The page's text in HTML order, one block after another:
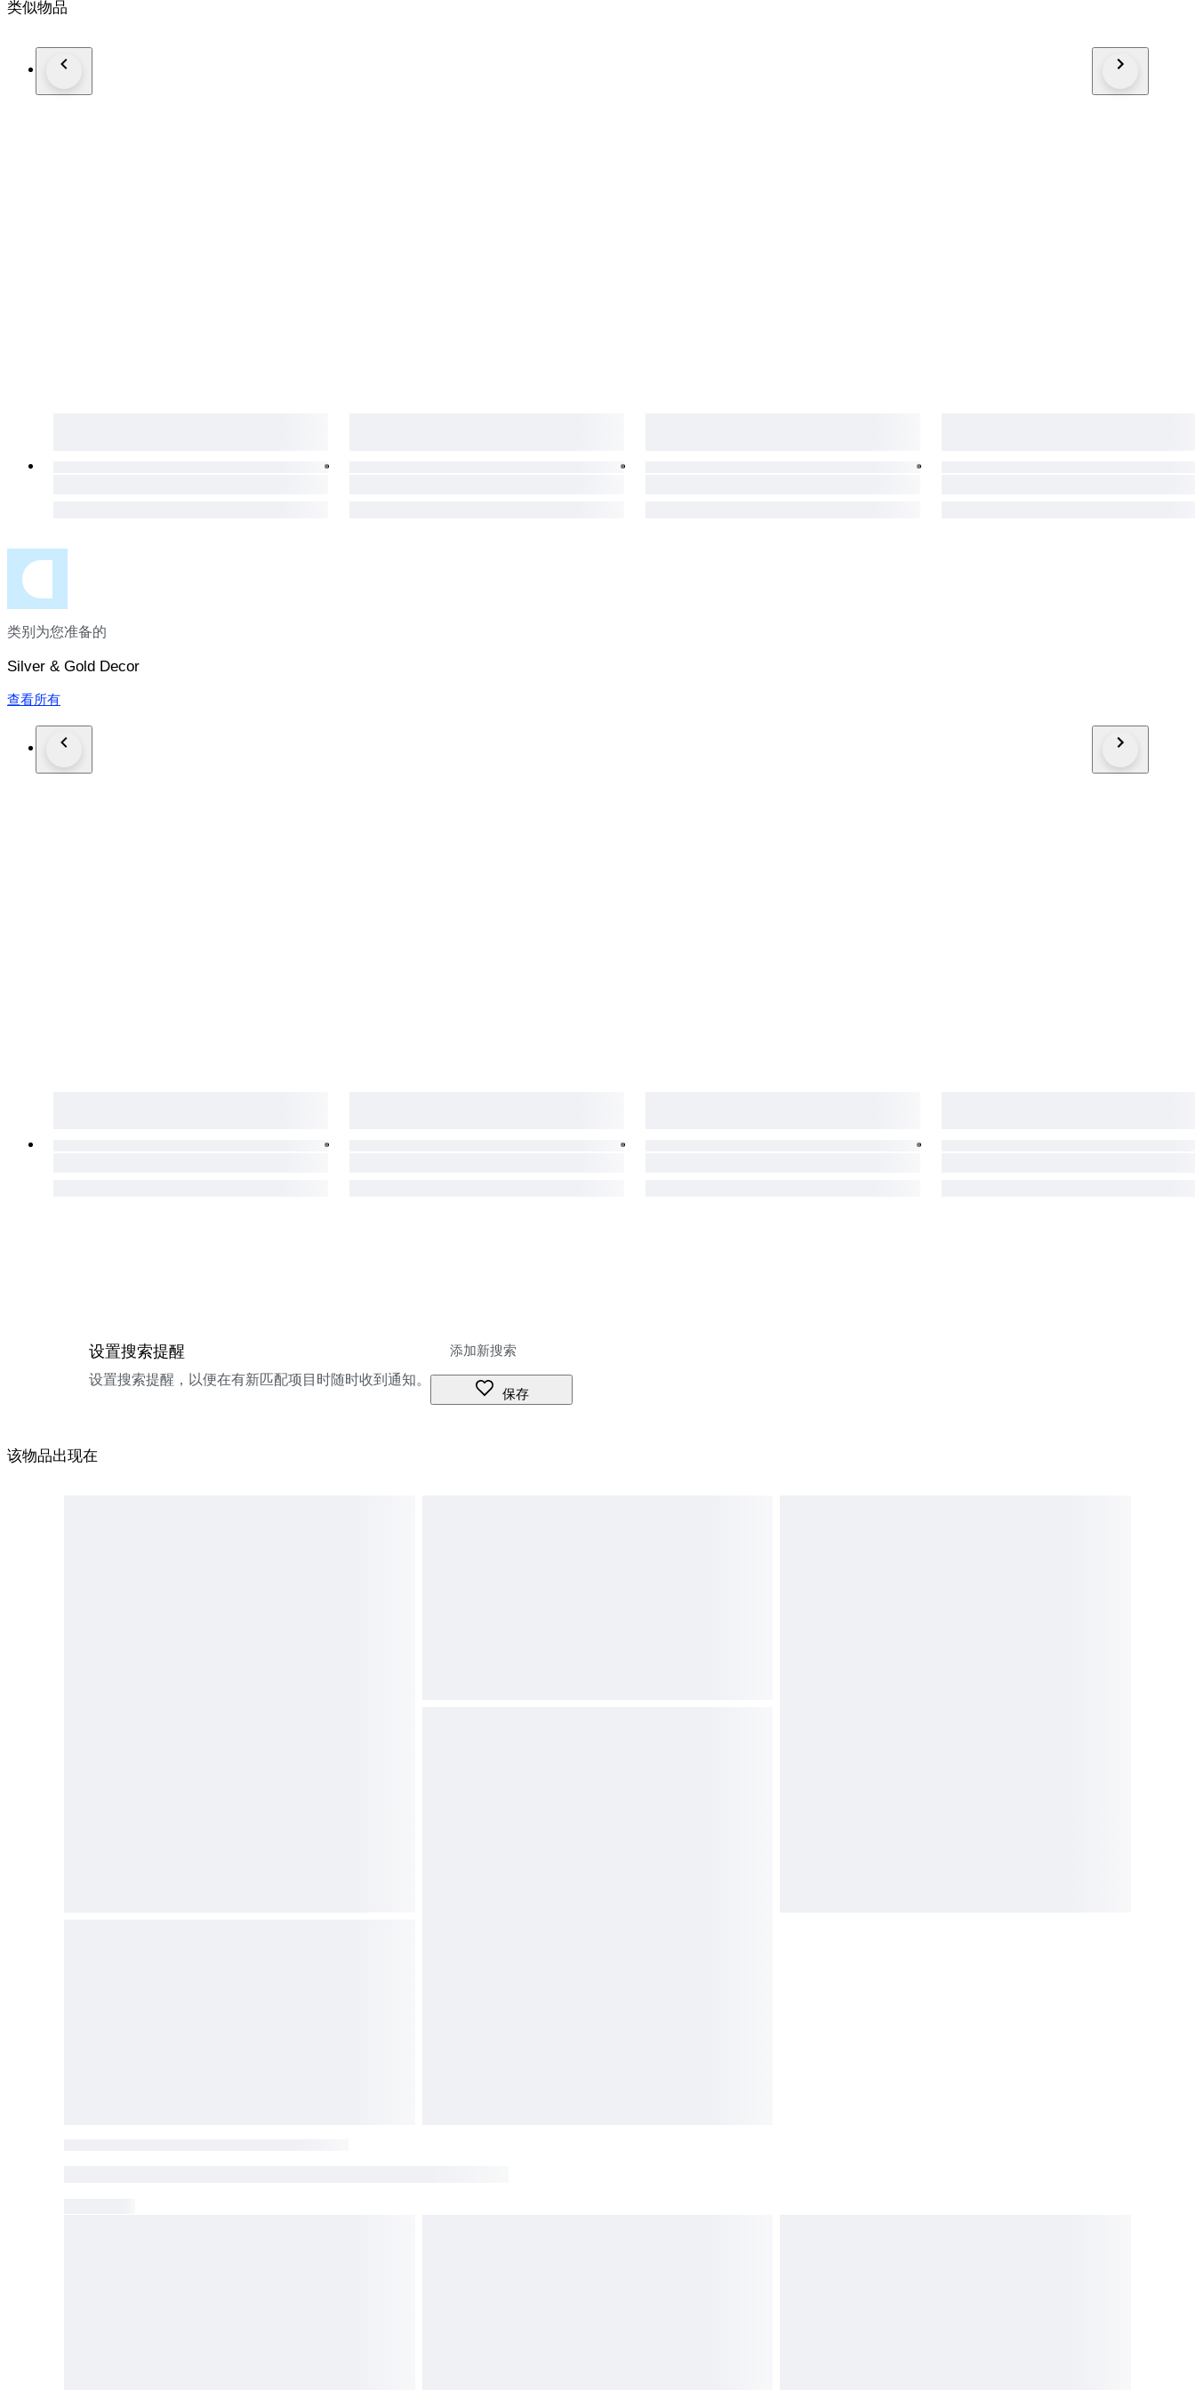
Gehalte: 835/1000
*Foto's maken deel uit van de omschrijving
类似物品
类别为您准备的
Silver & Gold Decor
查看所有
设置搜索提醒
设置搜索提醒，以便在有新匹配项目时随时收到通知。
保存
该物品出现在